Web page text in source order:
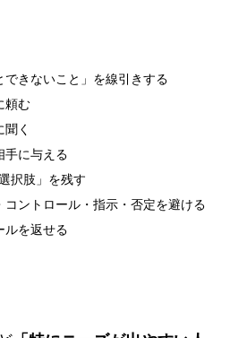
きないこと」を線引きする
頼む
く
に与える
択肢」を残す
ントロール・指示・否定を避ける
を返せる